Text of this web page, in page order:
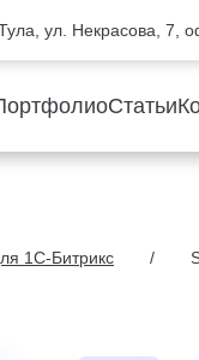
ул. Некрасова, 7,
Статьи
1С-Битрикс